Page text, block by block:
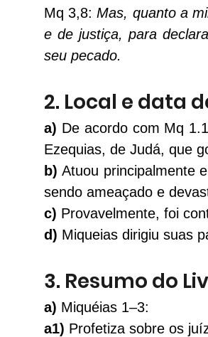
Mq 3,8: Mas, quanto a
e de justiça, para
seu pecado.
2. Local e data
a) De acordo com Mq 1.1
Ezequias, de Judá, que
b) Atuou principalmente
sendo ameaçado e
c) Provavelmente, foi
d) Miqueias dirigiu suas
3. Resumo do
a) Miquéias 1–3:
a1) Profetiza sobre os